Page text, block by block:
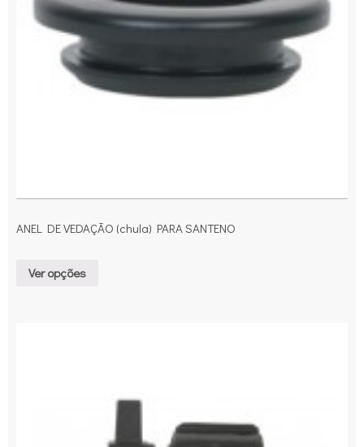
ANEL DE VEDAÇÃO (chula) PARA SANTENO
Ver opções